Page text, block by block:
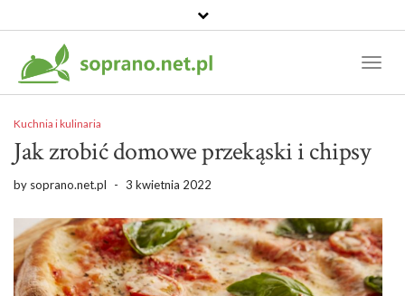
Kuchnia i kulinaria
Jak zrobić domowe przekąski i chipsy
by soprano.net.pl - 3 kwietnia 2022